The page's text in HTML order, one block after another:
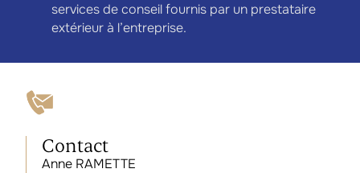
services de conseil fournis par un prestataire
extérieur à l’entreprise.
Contact
Anne RAMETTE